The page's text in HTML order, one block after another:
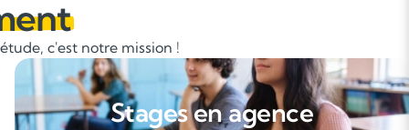
c'est notre mission !
Stages en agence